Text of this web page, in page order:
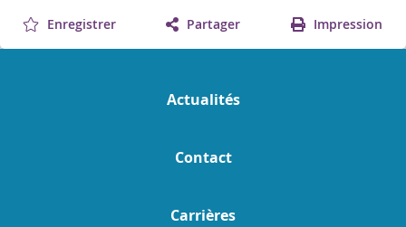
Enregistrer Partager Impression
Actualités
Contact
Carrières